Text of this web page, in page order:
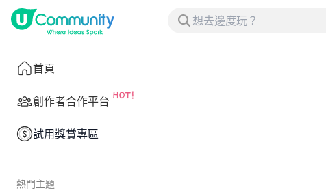
首頁
創作者合作平台
試用獎賞專區
熱門主題